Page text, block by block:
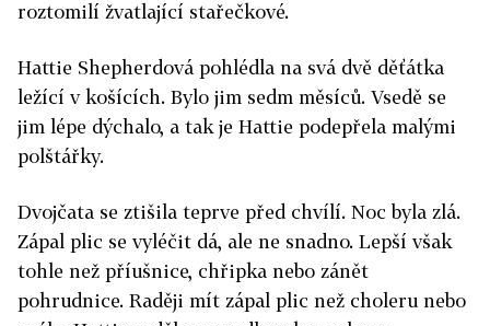
roztomilí žvatlající stařečkové.
Hattie Shepherdová pohlédla na svá dvě děťátka
ležící v košících. Bylo jim sedm měsíců. Vsedě se
jim lépe dýchalo, a tak je Hattie podepřela malými
polštářky.
Dvojčata se ztišila teprve před chvílí. Noc byla zlá.
Zápal plic se vyléčit dá, ale ne snadno. Lepší však
tohle než příušnice, chřipka nebo zánět
pohrudnice. Raději mít zápal plic než choleru nebo